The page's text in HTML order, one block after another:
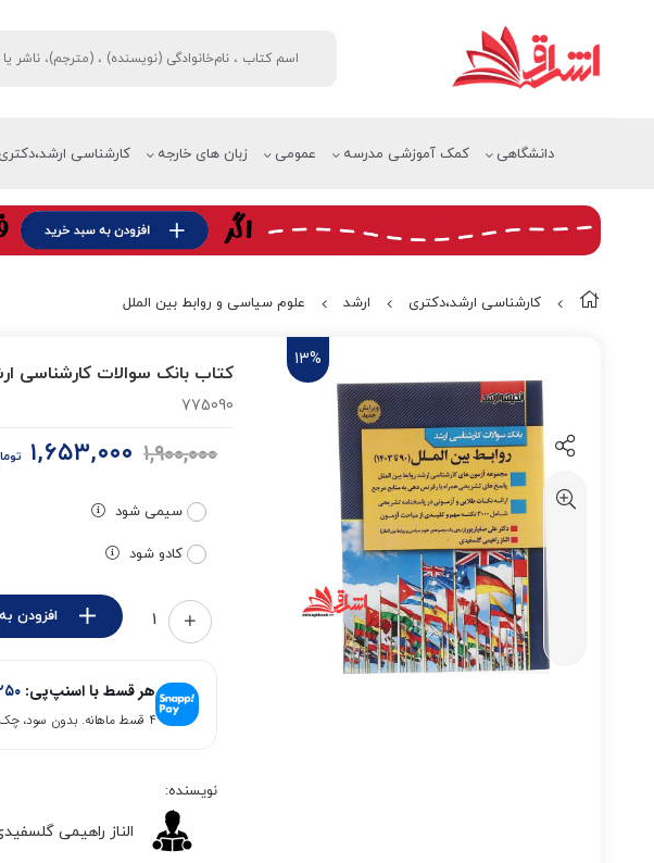
دانشگاهی زبان های خارجه عمومی کارشناسی ارشد،دکتری کمک آموزشی مدرسه
کارشناسی ارشد،دکتری ارشد علوم سیاسی و روابط بین الملل
13%
کتاب بانک سوالات کارشناسی ارشد
775090
۱,۹۰۰,۰۰۰ قیمت
۱,۹۰۰,۰۰۰
تومان
۱,۶۵۳,۰۰۰
سیمی شود
کادو شود
افزودن
هر قسط با اسنپ‌پی:
۴ قسط ماهانه. بدون سود، چک و ضامن.
الناز راهیمی